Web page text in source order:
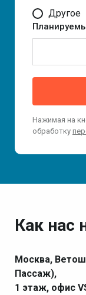
Другое
Нажимая на
обработку
Как нас
Москва,
Пассаж),
1 этаж, офис